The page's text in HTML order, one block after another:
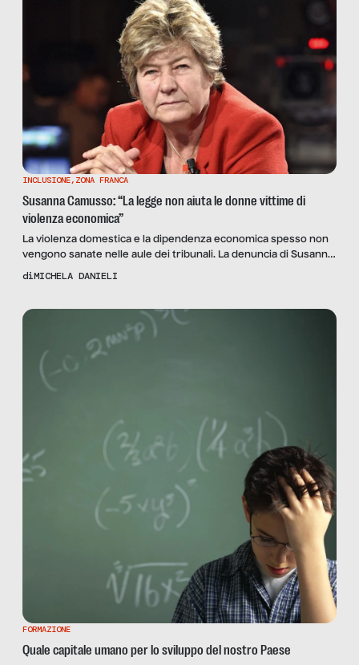
INCLUSIONE, ZONA FRANCA
Susanna Camusso: “La legge non aiuta le donne vittime di
violenza economica”
La violenza domestica e la dipendenza economica spesso non
vengono sanate nelle aule dei tribunali. La denuncia di Susanna
Camusso a SenzaFiltro e l’esperienza di una vittima che non
diMICHELA DANIELI
FORMAZIONE
Quale capitale umano per lo sviluppo del nostro Paese